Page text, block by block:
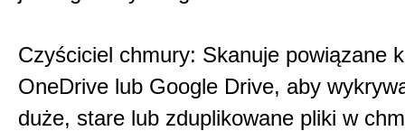
Czyściciel chmury: Skanuje powiązane
OneDrive lub Google Drive, aby
duże, stare lub zduplikowane pliki w